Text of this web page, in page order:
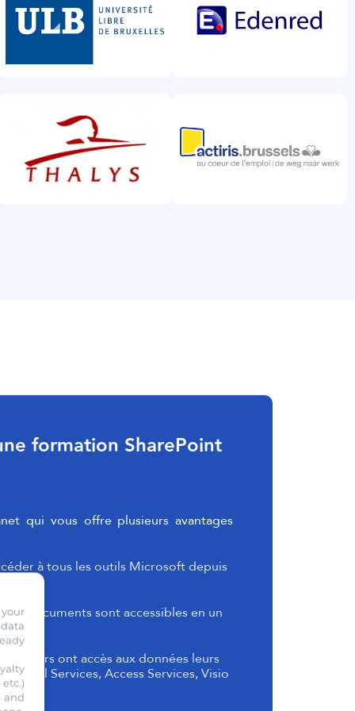
formation SharePoint
qui vous offre plusieurs avantages
à tous les outils Microsoft depuis
documents sont accessibles en un
ont accès aux données leurs
Services, Access Services, Visio
and